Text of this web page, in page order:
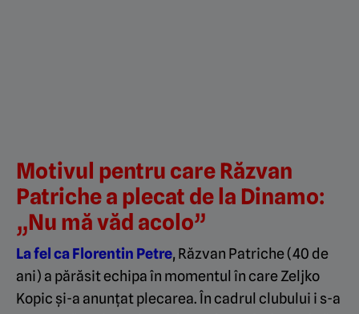
Motivul pentru care Răzvan
Patriche a plecat de la Dinamo:
„Nu mă văd acolo”
La fel ca Florentin Petre, Răzvan Patriche (40 de
ani) a părăsit echipa în momentul în care Zeljko
Kopic și-a anunțat plecarea. În cadrul clubului i s-a